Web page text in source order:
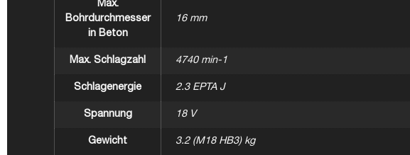
Max.
Bohrdurchmesser
in Beton
16 mm
Max. Schlagzahl 4740 min-1
Schlagenergie 2.3 EPTA J
Spannung 18 V
Gewicht 3.2 (M18 HB3) kg